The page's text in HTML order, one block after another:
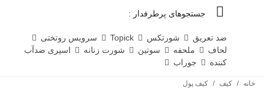
جستجوهای پرطرفدار :
ضد تعریق شورتکس Topick
سرویس روتختی
لحاف
ملحفه سوتین شورت زنانه
اسپری ضدآب
کننده
جوراب
خانه / کیف / کیف پول